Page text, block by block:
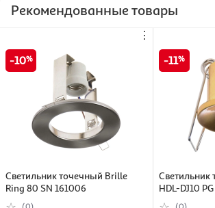
Рекомендованные товары
⋮
10
Светильник точечный Brille
Ring 80 SN 161006
11
Светильник
HDL-DJ10